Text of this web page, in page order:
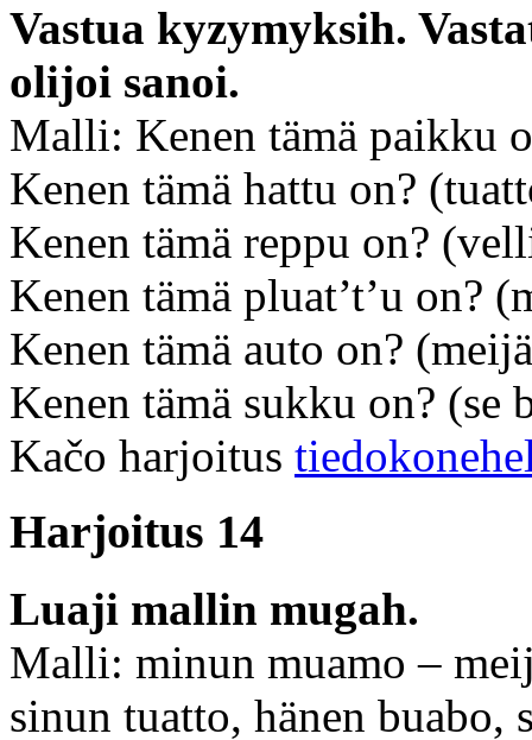
Vastua kyzymyksih.
olijoi sanoi.
Malli: Kenen tämä paikku
Kenen tämä hattu on?
Kenen tämä reppu on?
Kenen tämä pluat’t’u on?
Kenen tämä auto on?
Kenen tämä sukku on? (se
Kačo harjoitus
Harjoitus 14
Luaji mallin mugah.
Malli: minun muamo –
sinun tuatto, hänen